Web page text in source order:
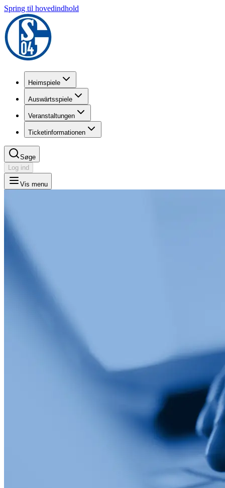
Spring til hovedindhold
Heimspiele
Auswärtsspiele
Veranstaltungen
Ticketinformationen
Søge
Log ind
Vis menu